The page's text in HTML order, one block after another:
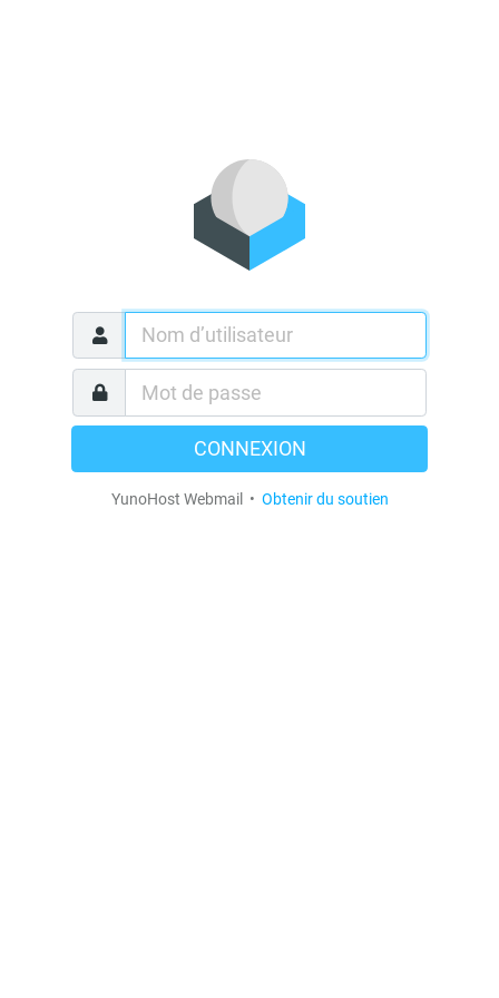
CONNEXION
YunoHost Webmail • Obtenir du soutien